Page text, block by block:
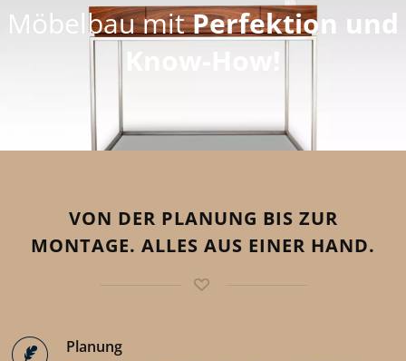
Möbelbau mitPerfektion und
VON DER PLANUNG BIS ZUR
MONTAGE. ALLES AUS EINER HAND.
Planung